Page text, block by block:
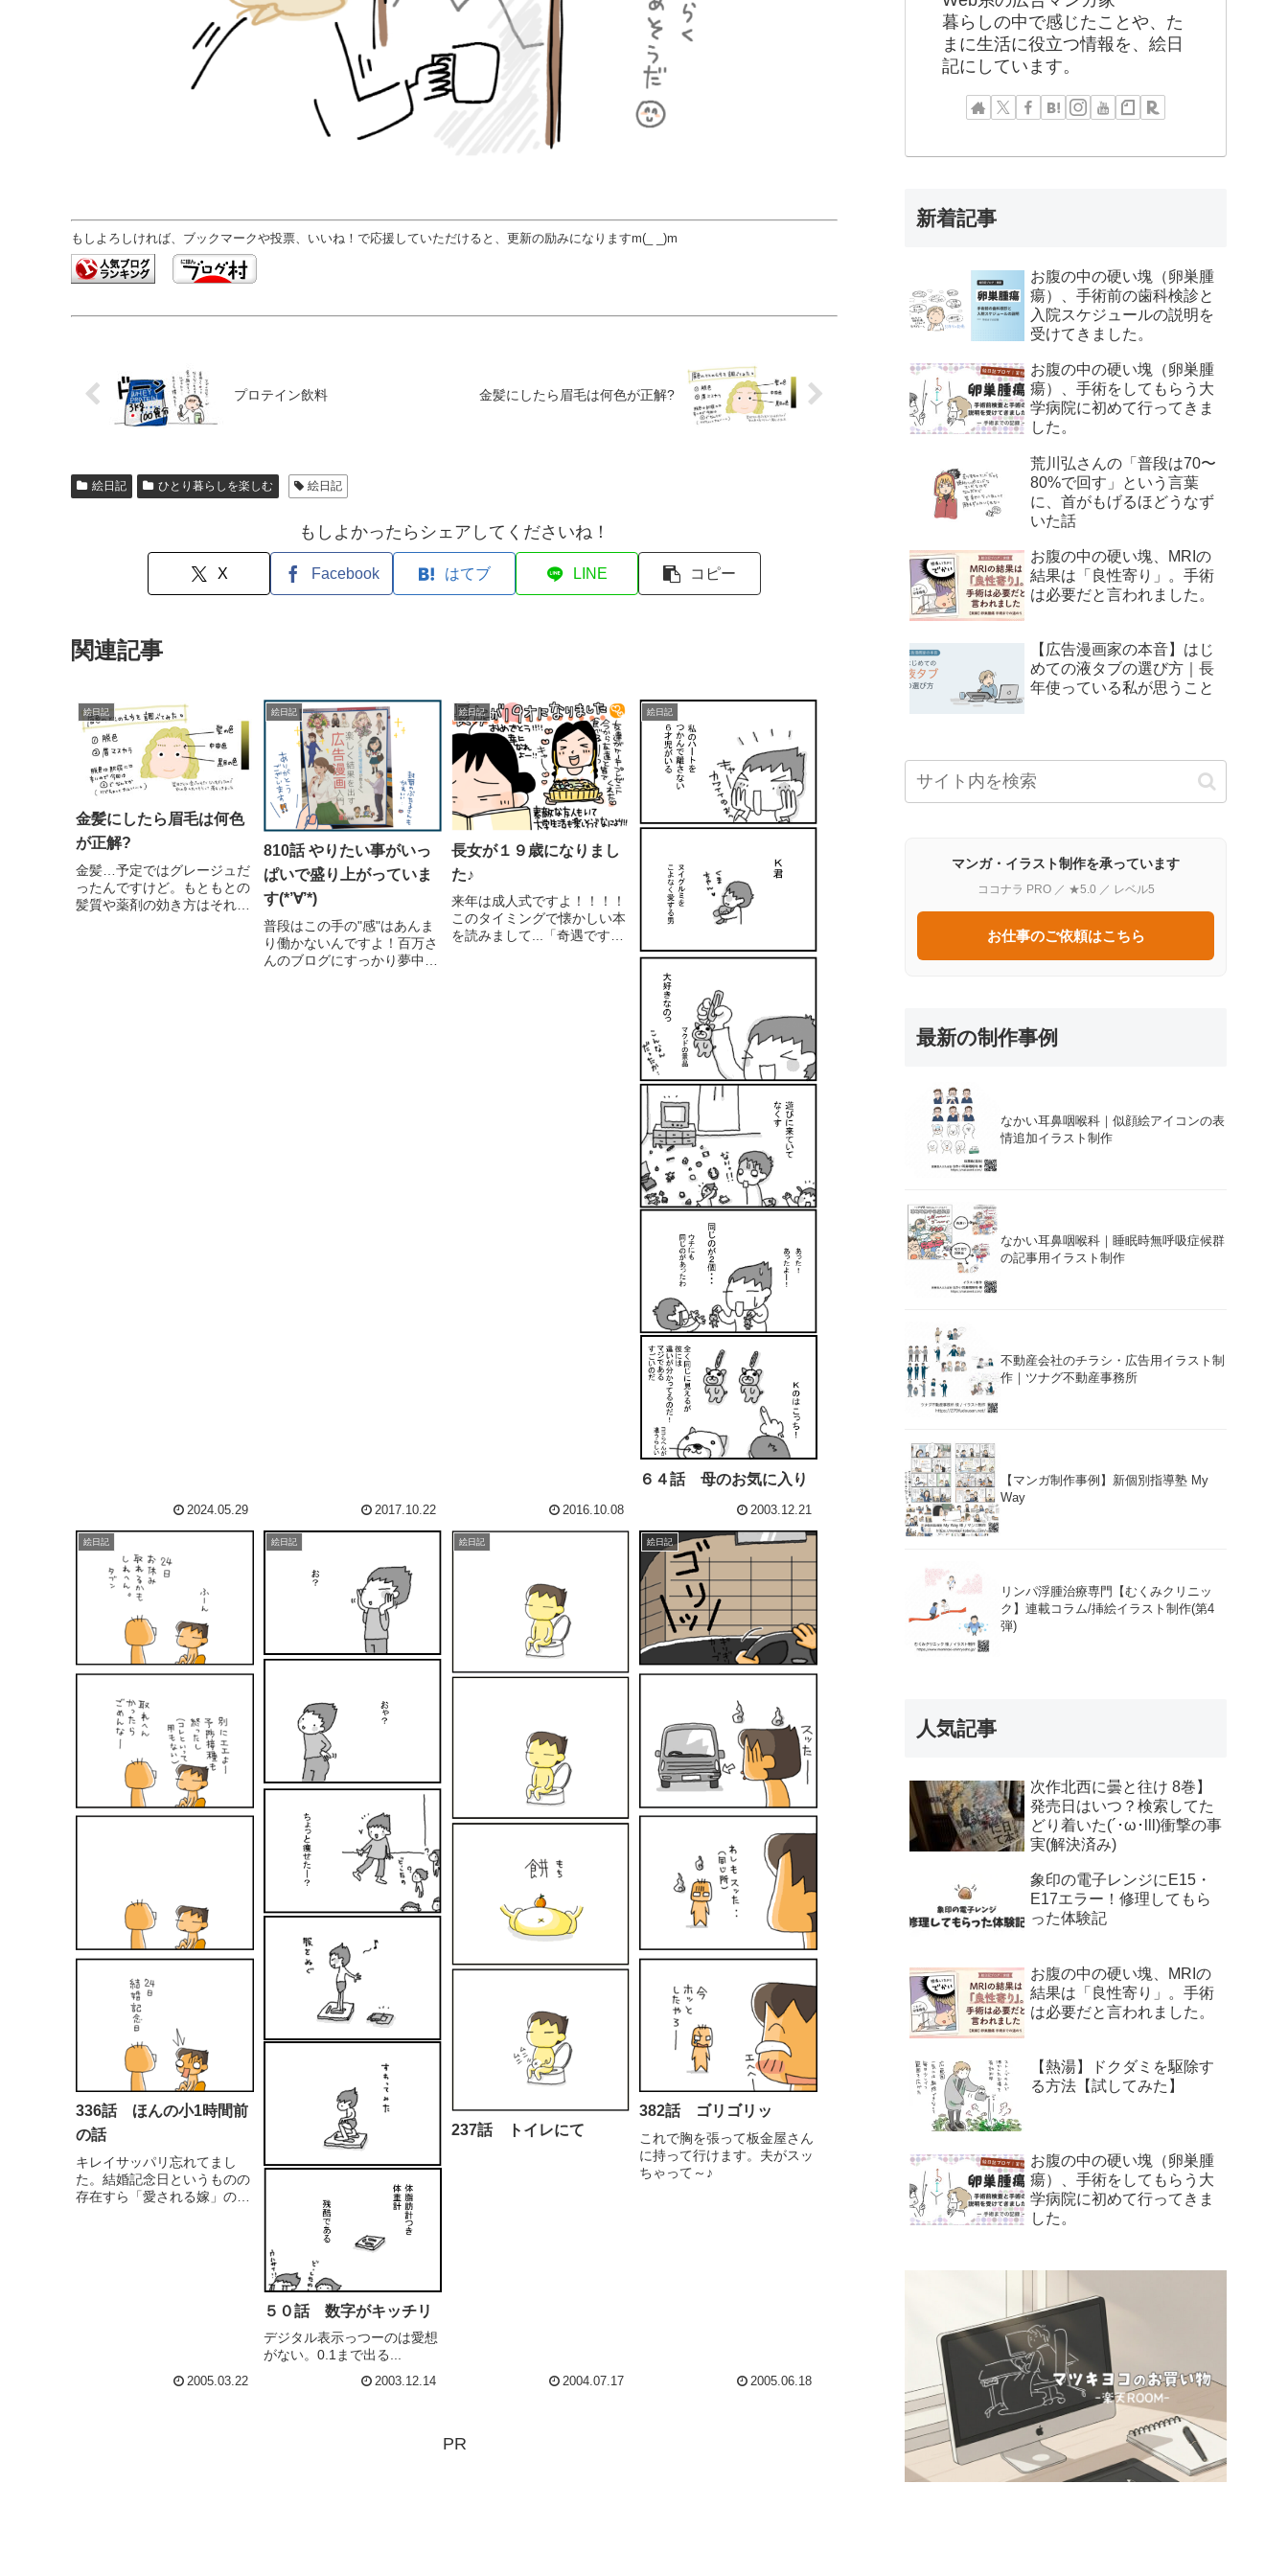
もしよろしければ、ブックマークや投票、いいね！で応援していただけると、更新の励みになりますm(_ _)m
プロテイン飲料 金髪にしたら眉毛は何色が正解?
絵日記 ひとり暮らしを楽しむ 絵日記
もしよかったらシェアしてくださいね！
X Facebook はてブ LINE コピー
関連記事
絵日記
金髪にしたら眉毛は何色
が正解?
金髪…予定ではグレージュだ
ったんですけど。もともとの
髪質や薬剤の効き方はそれぞ
2024.05.29
絵日記
810話 やりたい事がいっ
ぱいで盛り上がっていま
す(*’∀’*)
普段はこの手の"感"はあんま
り働かないんですよ！百万さ
んのブログにすっかり夢中に
2017.10.22
絵日記
長女が１９歳になりまし
た♪
来年は成人式ですよ！！！！
このタイミングで懐かしい本
を読みまして...「奇遇です
2016.10.08
絵日記
６４話 母のお気に入り
2003.12.21
絵日記
336話 ほんの小1時間前
の話
キレイサッパリ忘れてまし
た。結婚記念日というものの
存在すら「愛される嫁」の素
2005.03.22
絵日記
５０話 数字がキッチリ
デジタル表示っつーのは愛想
がない。0.1まで出る...
2003.12.14
絵日記
237話 トイレにて
2004.07.17
絵日記
382話 ゴリゴリッ
これで胸を張って板金屋さん
に持って行けます。夫がスッ
ちゃって～♪
2005.06.18
PR
暮らしの中で感じたことや、た
まに生活に役立つ情報を、絵日
記にしています。
新着記事
お腹の中の硬い塊（卵巣腫
瘍）、手術前の歯科検診と
入院スケジュールの説明を
受けてきました。
お腹の中の硬い塊（卵巣腫
瘍）、手術をしてもらう大
学病院に初めて行ってきま
した。
荒川弘さんの「普段は70〜
80%で回す」という言葉
に、首がもげるほどうなず
いた話
お腹の中の硬い塊、MRIの
結果は「良性寄り」。手術
は必要だと言われました。
【広告漫画家の本音】はじ
めての液タブの選び方｜長
年使っている私が思うこと
マンガ・イラスト制作を承っています
ココナラ PRO ／ ★5.0 ／ レベル5
お仕事のご依頼はこちら
最新の制作事例
なかい耳鼻咽喉科｜似顔絵アイコンの表
情追加イラスト制作
なかい耳鼻咽喉科｜睡眠時無呼吸症候群
の記事用イラスト制作
不動産会社のチラシ・広告用イラスト制
作｜ツナグ不動産事務所
【マンガ制作事例】新個別指導塾 My
Way
リンパ浮腫治療専門【むくみクリニッ
ク】連載コラム/挿絵イラスト制作(第4
弾)
人気記事
次作北西に曇と往け 8巻】
発売日はいつ？検索してた
どり着いた(´･ω･lll)衝撃の事
実(解決済み)
象印の電子レンジにE15・
E17エラー！修理してもら
った体験記
お腹の中の硬い塊、MRIの
結果は「良性寄り」。手術
は必要だと言われました。
【熱湯】ドクダミを駆除す
る方法【試してみた】
お腹の中の硬い塊（卵巣腫
瘍）、手術をしてもらう大
学病院に初めて行ってきま
した。